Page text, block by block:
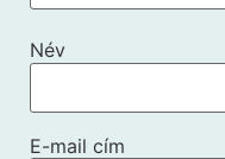
Név
E-mail cím